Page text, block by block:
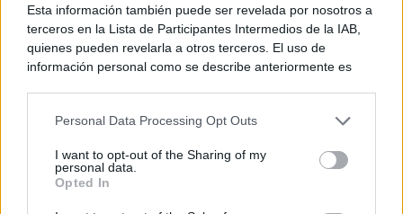
Esta información también puede ser revelada por nosotros a
terceros en la Lista de Participantes Intermedios de la IAB,
quienes pueden revelarla a otros terceros. El uso de
información personal como se describe anteriormente es
generamos contenido relevante para nuestra audiencia.
recopilación y uso de datos en nuestra Política de
Privacidad.
Personal Data Processing Opt Outs
I want to opt-out of the Sharing of my
personal data.
Opted In
Ver también
Danganronpa 2×2 retrasa sus juicios
hasta principios de 2027. Para
compensar da nuevos detalles de la
4 julio, 2026 1:26